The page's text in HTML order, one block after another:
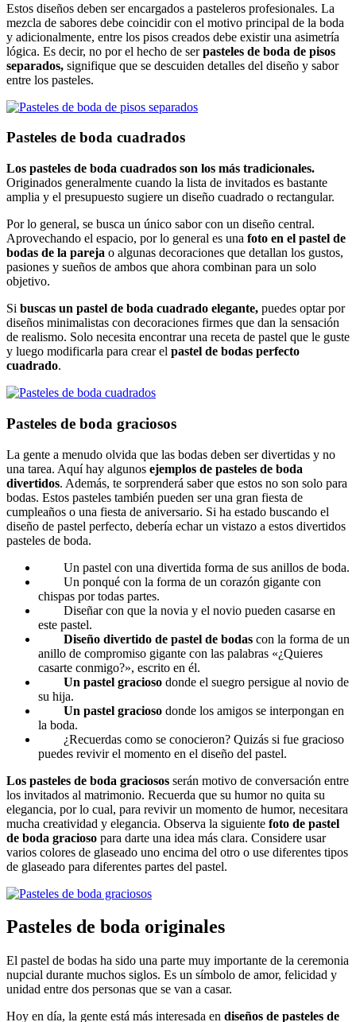
Estos diseños deben ser encargados a pasteleros profesionales. La
mezcla de sabores debe coincidir con el motivo principal de la boda
y adicionalmente, entre los pisos creados debe existir una asimetría
lógica. Es decir, no por el hecho de serpasteles de boda de pisos
separados, signifique que se descuiden detalles del diseño y sabor
entre los pasteles.
Pasteles de boda cuadrados
Los pasteles de boda cuadrados son los más tradicionales.
Originados generalmente cuando la lista de invitados es bastante
amplia y el presupuesto sugiere un diseño cuadrado o rectangular.
Por lo general, se busca un único sabor con un diseño central.
Aprovechando el espacio, por lo general es una foto en el pastel de
bodas de la pareja o algunas decoraciones que detallan los gustos,
pasiones y sueños de ambos que ahora combinan para un solo
objetivo.
Si buscas un pastel de boda cuadrado elegante, puedes optar por
diseños minimalistas con decoraciones firmes que dan la sensación
de realismo. Solo necesita encontrar una receta de pastel que le guste
y luego modificarla para crear el pastel de bodas perfecto
cuadrado.
Pasteles de boda graciosos
La gente a menudo olvida que las bodas deben ser divertidas y no
una tarea. Aquí hay algunos ejemplos de pasteles de boda
divertidos. Además, te sorprenderá saber que estos no son solo para
bodas. Estos pasteles también pueden ser una gran fiesta de
cumpleaños o una fiesta de aniversario. Si ha estado buscando el
diseño de pastel perfecto, debería echar un vistazo a estos divertidos
pasteles de boda.
Un pastel con una divertida forma de sus anillos de boda.
Un ponqué con la forma de un corazón gigante con
chispas por todas partes.
Diseñar con que la novia y el novio pueden casarse en
este pastel.
Diseño divertido de pastel de bodas con la forma de un
anillo de compromiso gigante con las palabras «¿Quieres
casarte conmigo?», escrito en él.
Un pastel gracioso donde el suegro persigue al novio de
su hija.
Un pastel gracioso donde los amigos se interpongan en
la boda.
¿Recuerdas como se conocieron? Quizás si fue gracioso
puedes revivir el momento en el diseño del pastel.
Los pasteles de boda graciosos serán motivo de conversación entre
los invitados al matrimonio. Recuerda que su humor no quita su
elegancia, por lo cual, para revivir un momento de humor, necesitara
mucha creatividad y elegancia. Observa la siguiente foto de pastel
de boda gracioso para darte una idea más clara. Considere usar
varios colores de glaseado uno encima del otro o use diferentes tipos
de glaseado para diferentes partes del pastel.
Pasteles de boda originales
El pastel de bodas ha sido una parte muy importante de la ceremonia
nupcial durante muchos siglos. Es un símbolo de amor, felicidad y
unidad entre dos personas que se van a casar.
Hoy en día, la gente está más interesada en diseños de pasteles de